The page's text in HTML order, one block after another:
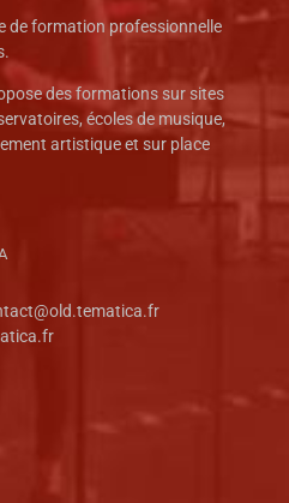
de formation professionnelle
des formations sur sites
écoles de musique,
artistique et sur place